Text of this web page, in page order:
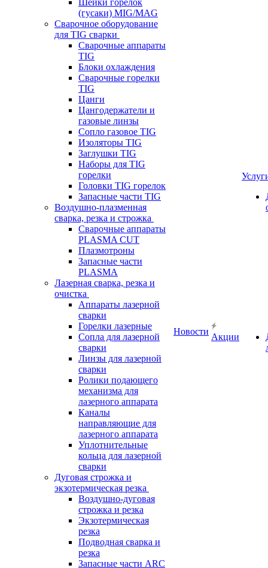
Шейки горелок
(гусаки) MIG/MAG
Сварочное оборудование
для TIG сварки
Сварочные аппараты
TIG
Блоки охлаждения
Сварочные горелки
TIG
Цанги
Цангодержатели и
газовые линзы
Сопло газовое TIG
Изоляторы TIG
Заглушки TIG
Наборы для TIG
горелки
Головки TIG горелок
Запасные части TIG
Воздушно-плазменная
сварка, резка и строжка
Сварочные аппараты
PLASMA CUT
Плазмотроны
Запасные части
PLASMA
Лазерная сварка, резка и
очистка
Аппараты лазерной
сварки
Горелки лазерные
Сопла для лазерной
сварки
Линзы для лазерной
сварки
Ролики подающего
механизма для
лазерного аппарата
Каналы
направляющие для
лазерного аппарата
Уплотнительные
кольца для лазерной
сварки
Дуговая строжка и
экзотермическая резка
Воздушно-дуговая
строжка и резка
Экзотермическая
резка
Подводная сварка и
резка
Запасные части ARC
Новости
Акции